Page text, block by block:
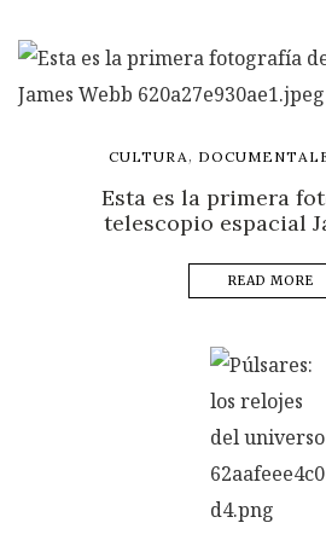
CULTURA ,
Esta es la primera
telescopio espacial
READ MORE